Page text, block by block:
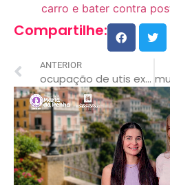
carro e bater contra
Compartilhe:
ANTERIOR
ocupação de utis explode e mt registra quase 5 mil casos em 24h